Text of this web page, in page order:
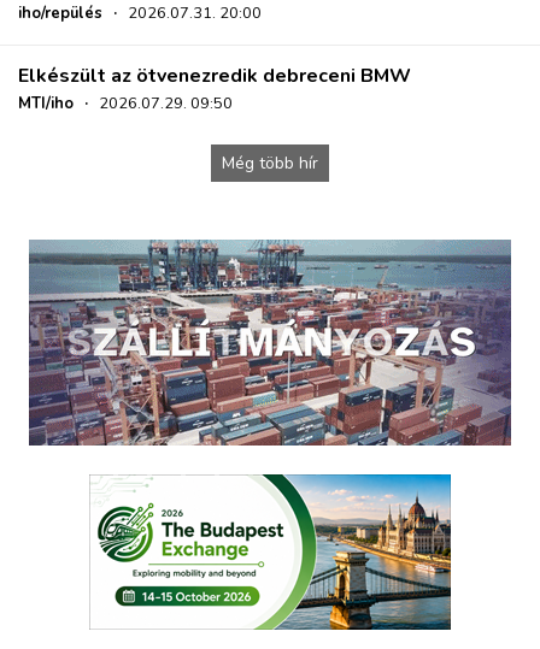
iho/repülés · 2026.07.31. 20:00
Elkészült az ötvenezredik debreceni BMW
MTI/iho · 2026.07.29. 09:50
Még több hír